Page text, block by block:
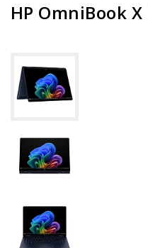
HP OmniBook